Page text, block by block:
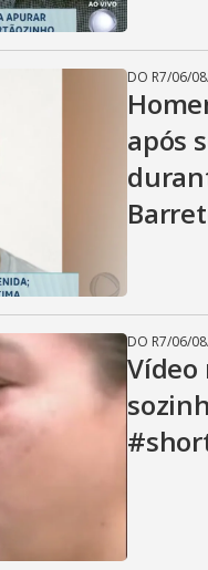
DO R7/06/
após
DO R7/06/
Vídeo